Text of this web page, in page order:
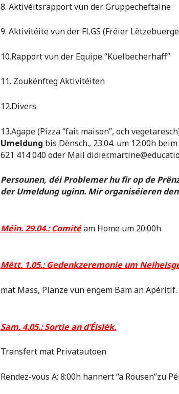
8. Aktivéitsrapport vun der Gruppecheftaine
9. Aktivitéite vun der FLGS (Fréier
10.Rapport vun der Equipe “Kuelbecherhaff”
11. Zoukënfteg Aktivitéiten
12.Divers
13.Agape (Pizza “fait maison”, och
Umeldung bis Dënsch., 23.04. um 12:00h
621 414 040 oder Mail
Persounen, déi Problemer hu fir op de
der Umeldung uginn. Mir organiséieren
Méin. 29.04.: Comitéam Home um 20:00h
Mëtt. 1.05.: Gedenkzeremonie um
mat Mass, Planze vun engem Bam an Apéritif.
Sam. 4.05.: Sortie an d’Éislék.
Transfert mat Privatautoen
Rendez-vous A: 8:00h hannert “a Rousen”zu